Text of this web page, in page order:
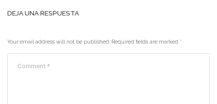
DEJA UNA RESPUESTA
Your email address will not be published. Required fields are marked *